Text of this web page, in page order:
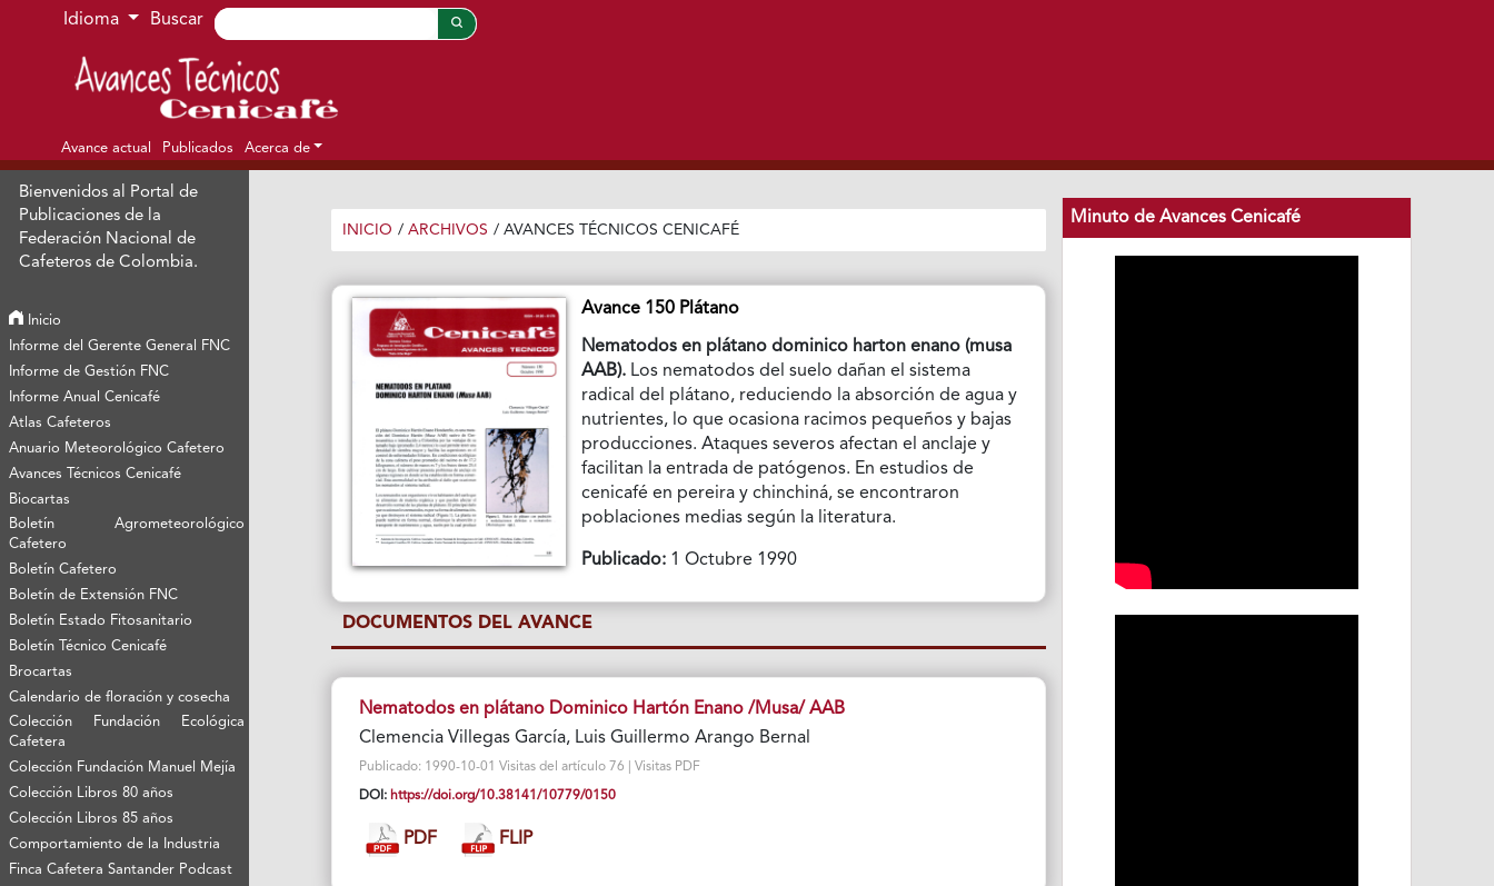
Ir al menú de navegación principal
Ir al contenido principal
Ir al pie de página del sitio
Idioma Buscar
Avance actual Publicados Acerca de
Bienvenidos al Portal de
Publicaciones de la
Federación Nacional de
Cafeteros de Colombia.
Inicio
Informe del Gerente General FNC
Informe de Gestión FNC
Informe Anual Cenicafé
Atlas Cafeteros
Anuario Meteorológico Cafetero
Avances Técnicos Cenicafé
Biocartas
Boletín Agrometeorológico
Cafetero
Boletín Cafetero
Boletín de Extensión FNC
Boletín Estado Fitosanitario
Boletín Técnico Cenicafé
Brocartas
Calendario de floración y cosecha
Colección Fundación Ecológica
Cafetera
Colección Fundación Manuel Mejía
Colección Libros 80 años
Colección Libros 85 años
Comportamiento de la Industria
Finca Cafetera Santander Podcast
INICIO / ARCHIVOS / AVANCES TÉCNICOS CENICAFÉ
Avance 150 Plátano
Nematodos en plátano dominico harton enano (musa
AAB). Los nematodos del suelo dañan el sistema
radical del plátano, reduciendo la absorción de agua y
nutrientes, lo que ocasiona racimos pequeños y bajas
producciones. Ataques severos afectan el anclaje y
facilitan la entrada de patógenos. En estudios de
cenicafé en pereira y chinchiná, se encontraron
poblaciones medias según la literatura.
Publicado: 1 Octubre 1990
DOCUMENTOS DEL AVANCE
Nematodos en plátano Dominico Hartón Enano /Musa/ AAB
Clemencia Villegas García, Luis Guillermo Arango Bernal
Publicado: 1990-10-01 Visitas del artículo 76 | Visitas PDF
DOI: https://doi.org/10.38141/10779/0150
PDF FLIP
Minuto de Avances Cenicafé